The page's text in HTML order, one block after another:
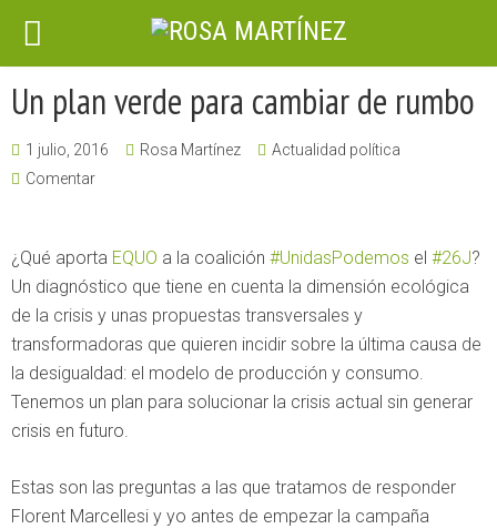
Un plan verde para cambiar de rumbo
1 julio, 2016 Rosa Martínez
Actualidad política
Comentar
¿Qué aporta EQUO a la coalición ‪#‎UnidasPodemos‬ el ‪#‎26J‬?
Un diagnóstico que tiene en cuenta la dimensión ecológica
de la crisis y unas propuestas transversales y
transformadoras que quieren incidir sobre la última causa de
la desigualdad: el modelo de producción y consumo.
Tenemos un plan para solucionar la crisis actual sin generar
crisis en futuro.
Estas son las preguntas a las que tratamos de responder
Florent Marcellesi y yo antes de empezar la campaña